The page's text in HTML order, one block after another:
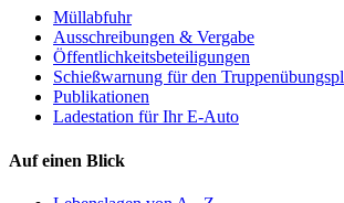
Müllabfuhr
Ausschreibungen & Vergabe
Öffentlichkeitsbeteiligungen
Schießwarnung für den
Publikationen
Ladestation für Ihr E-Auto
Auf einen Blick